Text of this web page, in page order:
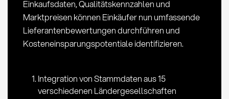
Einkaufsdaten, Qualitätskennzahlen und
Marktpreisen können Einkäufer nun umfassende
Lieferantenbewertungen durchführen und
Kosteneinsparungspotentiale identifizieren.
Integration von Stammdaten aus 15
verschiedenen Ländergesellschaften